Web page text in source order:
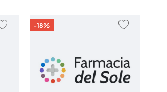
AGGIUNGI
PREFERITI
-18%